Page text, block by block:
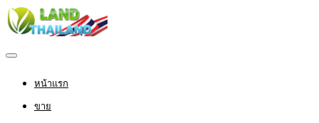
หน้าแรก
ขาย